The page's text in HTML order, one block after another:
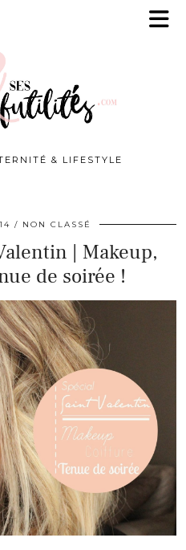
& LIFESTYLE
NON CLASSÉ
| Makeup,
de soirée !